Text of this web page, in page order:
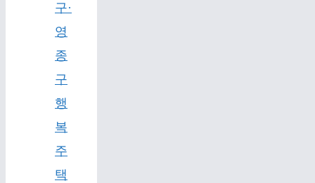
구·
영
종
구
행
복
주
택